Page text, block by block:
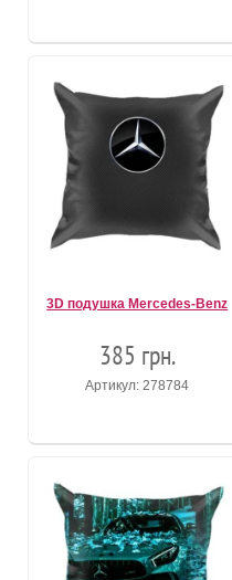
3D подушка Mercedes-Benz
385 грн.
Артикул: 278784